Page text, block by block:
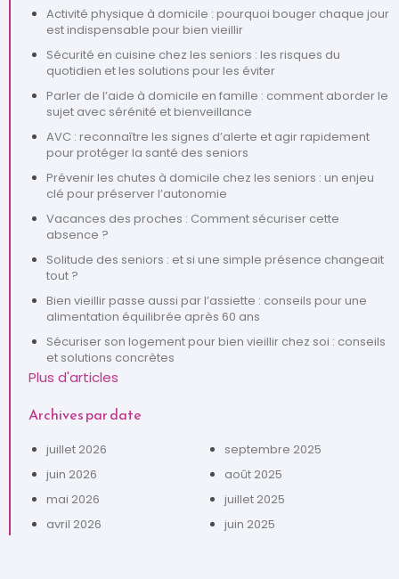
Activité physique à domicile : pourquoi bouger chaque jour
est indispensable pour bien vieillir
Sécurité en cuisine chez les seniors : les risques du
quotidien et les solutions pour les éviter
Parler de l’aide à domicile en famille : comment aborder le
sujet avec sérénité et bienveillance
AVC : reconnaître les signes d’alerte et agir rapidement
pour protéger la santé des seniors
Prévenir les chutes à domicile chez les seniors : un enjeu
clé pour préserver l’autonomie
Vacances des proches : Comment sécuriser cette
absence ?
Solitude des seniors : et si une simple présence changeait
tout ?
Bien vieillir passe aussi par l’assiette : conseils pour une
alimentation équilibrée après 60 ans
Sécuriser son logement pour bien vieillir chez soi : conseils
et solutions concrètes
Plus d'articles
Archives par date
juillet 2026
juin 2026
mai 2026
avril 2026
septembre 2025
août 2025
juillet 2025
juin 2025